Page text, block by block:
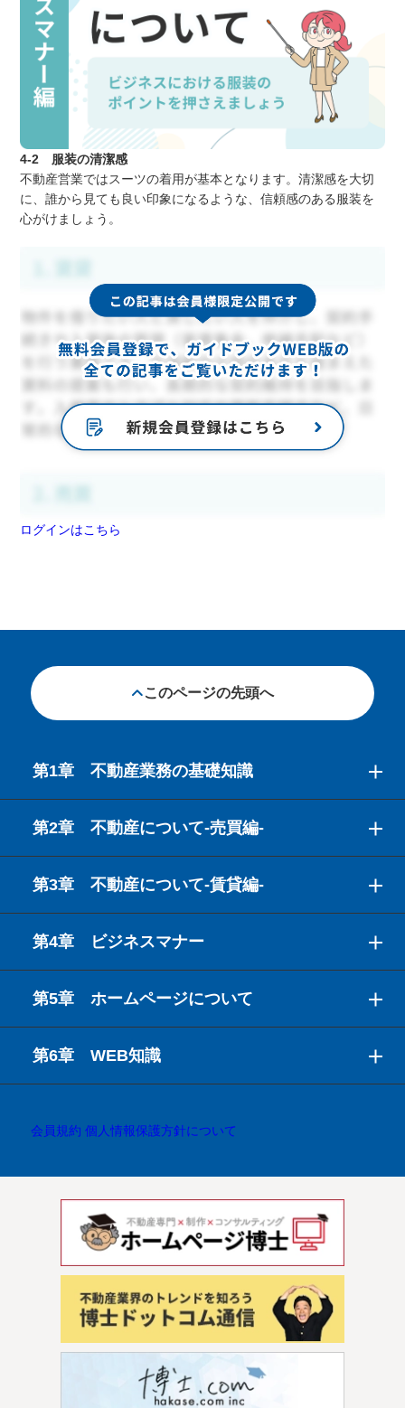
4-2 服装の清潔感
不動産営業ではスーツの着用が基本となります。清潔感を大切
に、誰から見ても良い印象になるような、信頼感のある服装を
心がけましょう。
ログインはこちら
このページの先頭へ
第1章 不動産業務の基礎知識
第2章 不動産について-売買編-
第3章 不動産について-賃貸編-
第4章 ビジネスマナー
第5章 ホームページについて
第6章 WEB知識
会員規約 個人情報保護方針について